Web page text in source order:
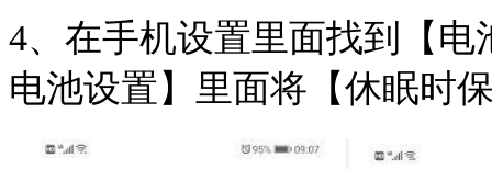
4、在手机设置里面找到【
电池设置】里面将【休眠时